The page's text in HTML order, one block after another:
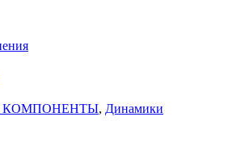
КОМПОНЕНТЫ, Динамики